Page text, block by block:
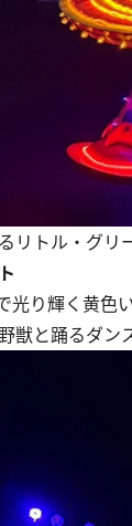
リトル・グリ
光り輝く黄色
獣と踊るダン